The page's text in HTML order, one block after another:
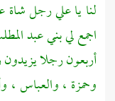
لنا ياعليرجل شاة
اجمع ليبني عبد
أربعون رجلا
وحمزة ،والعباس ،